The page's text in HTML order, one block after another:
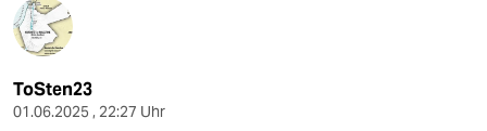
ToSten23
01.06.2025 , 22:27 Uhr